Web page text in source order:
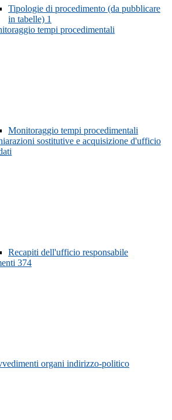
Tipologie di procedimento (da pubblicare
in tabelle) 1
tempi procedimentali
Monitoraggio tempi procedimentali
sostitutive e acquisizione d'ufficio
Recapiti dell'ufficio responsabile
374
organi indirizzo-politico